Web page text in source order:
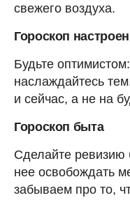
свежего воздуха.
Гороскоп
Будьте
наслаждайтесь
и сейчас, а не на
Гороскоп быта
Сделайте ревизию
нее освобождать
забываем про то,